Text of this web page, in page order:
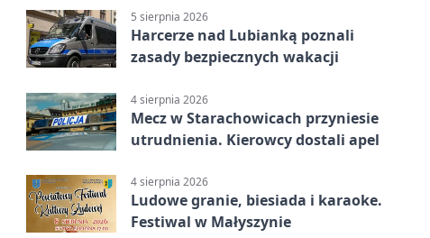
5 sierpnia 2026
Harcerze nad Lubianką poznali
zasady bezpiecznych wakacji
4 sierpnia 2026
Mecz w Starachowicach przyniesie
utrudnienia. Kierowcy dostali apel
4 sierpnia 2026
Ludowe granie, biesiada i karaoke.
Festiwal w Małyszynie